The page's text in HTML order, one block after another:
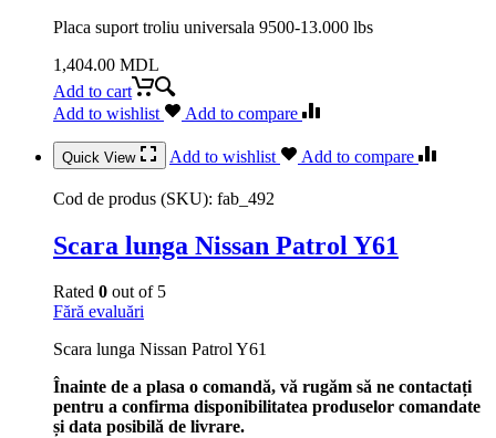
Placa suport troliu universala 9500-13.000 lbs
1,404.00 MDL
Add to cart
Add to wishlist
Add to compare
Quick View Add to wishlist Add to compare
Cod de produs (SKU): fab_492
Scara lunga Nissan Patrol Y61
Rated 0 out of 5
Fără evaluări
Scara lunga Nissan Patrol Y61
Înainte de a plasa o comandă, vă rugăm să ne contactați
pentru a confirma disponibilitatea produselor comandate
și data posibilă de livrare.